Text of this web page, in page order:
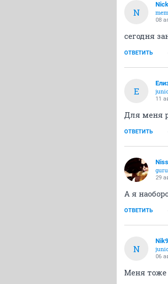
N
08
сегодня
ОТВЕТИТЬ
Е
11
Для меня
ОТВЕТИТЬ
guru
29
А я
ОТВЕТИТЬ
N
06
Меня тоже